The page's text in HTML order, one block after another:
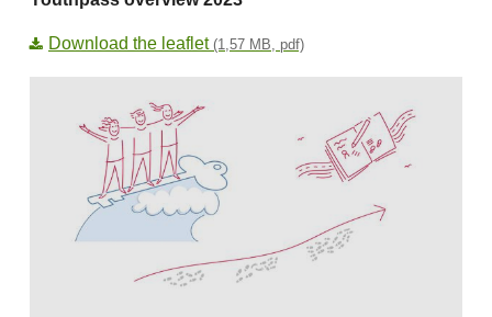
Download the leaflet (1,57 MB, pdf)